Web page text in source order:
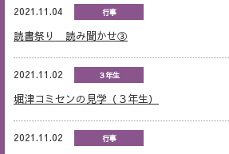
2021.11.04 行事
読書祭り 読み聞かせ③
2021.11.02 ３年生
堀津コミセンの見学（３年生）
2021.11.02 行事